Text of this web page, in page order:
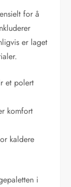
for å
er laget
et polert
komfort
kaldere
i